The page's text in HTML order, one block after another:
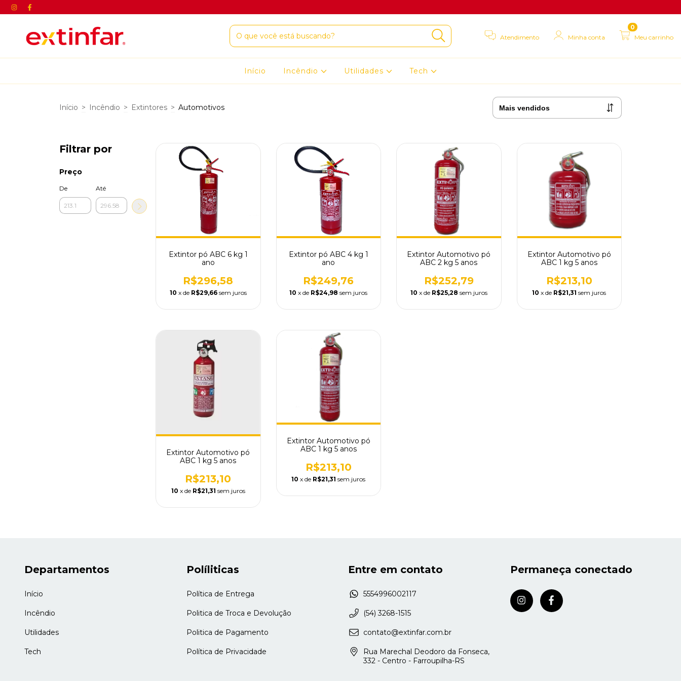
Atendimento Minha conta Meu carrinho
0
Início Incêndio Utilidades Tech
Início > Incêndio > Extintores > Automotivos
Filtrar por
Preço
De Até
Extintor pó ABC 6 kg 1
ano
R$296,58
10 x de R$29,66 sem juros
Extintor pó ABC 4 kg 1
ano
R$249,76
10 x de R$24,98 sem juros
Extintor Automotivo pó
ABC 2 kg 5 anos
R$252,79
10 x de R$25,28 sem juros
Extintor Automotivo pó
ABC 1 kg 5 anos
R$213,10
10 x de R$21,31 sem juros
Extintor Automotivo pó
ABC 1 kg 5 anos
R$213,10
10 x de R$21,31 sem juros
Extintor Automotivo pó
ABC 1 kg 5 anos
R$213,10
10 x de R$21,31 sem juros
Departamentos
Início
Incêndio
Utilidades
Tech
Políliticas
Política de Entrega
Politica de Troca e Devolução
Politica de Pagamento
Política de Privacidade
Entre em contato
5554996002117
(54) 3268-1515
contato@extinfar.com.br
Rua Marechal Deodoro da Fonseca,
332 - Centro - Farroupilha-RS
Permaneça conectado